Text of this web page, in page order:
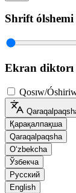
Shrift ólshemi
Ekran diktorı
Qosıw/
Қарақалпақша
Qaraqalpaqsha
O‘zbekcha
Ўзбекча
Русский
English